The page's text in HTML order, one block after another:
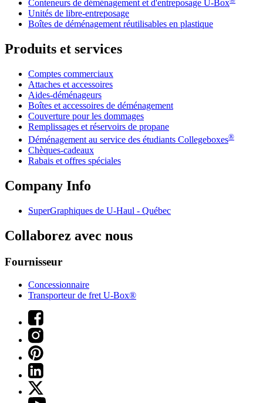
Conteneurs de déménagement et d'entreposage U-Box
Unités de libre-entreposage
Boîtes de déménagement réutilisables en plastique
Produits et services
Comptes commerciaux
Attaches et accessoires
Aides-déménageurs
Boîtes et accessoires de déménagement
Couverture pour les dommages
Remplissages et réservoirs de propane
Déménagement au service des étudiants Collegeboxes®
Chèques-cadeaux
Rabais et offres spéciales
Company Info
SuperGraphiques de U-Haul - Québec
Collaborez avec nous
Fournisseur
Concessionnaire
Transporteur de fret U-Box®